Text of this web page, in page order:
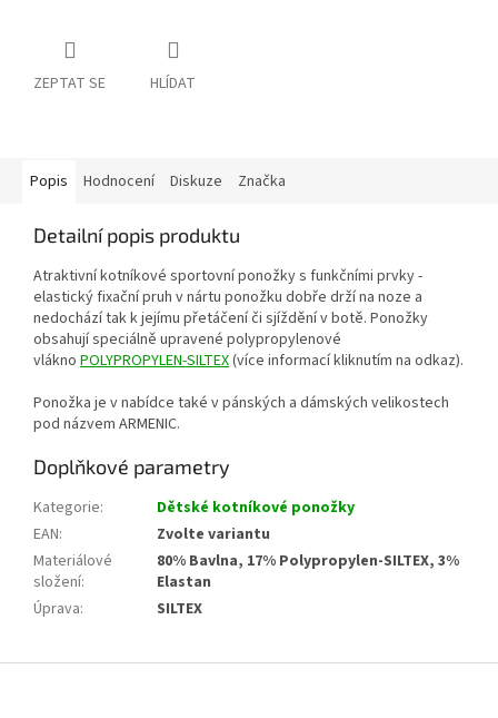
ZEPTAT SE HLÍDAT
Popis Hodnocení Diskuze Značka
Detailní popis produktu
Atraktivní kotníkové sportovní ponožky s funkčními prvky -
elastický fixační pruh v nártu ponožku dobře drží na noze a
nedochází tak k jejímu přetáčení či sjíždění v botě. Ponožky
obsahují speciálně upravené polypropylenové
vlákno POLYPROPYLEN-SILTEX(více informací kliknutím na odkaz).
Ponožka je v nabídce také v pánských a dámských velikostech
pod názvem ARMENIC.
Doplňkové parametry
Kategorie:
Dětské kotníkové ponožky
EAN:
Zvolte variantu
Materiálové
složení:
80% Bavlna, 17% Polypropylen-SILTEX, 3%
Elastan
Úprava: SILTEX